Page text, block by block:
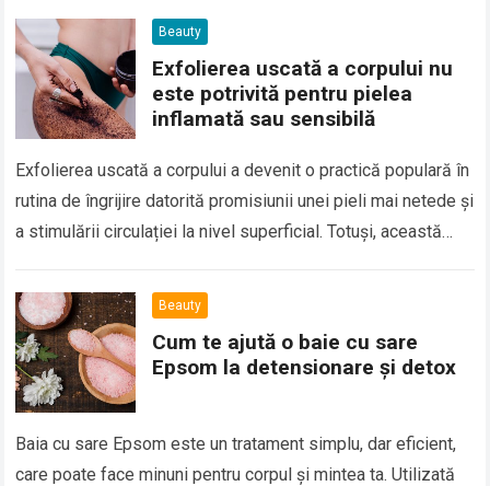
Beauty
Exfolierea uscată a corpului nu
este potrivită pentru pielea
inflamată sau sensibilă
Exfolierea uscată a corpului a devenit o practică populară în
rutina de îngrijire datorită promisiunii unei pieli mai netede și
a stimulării circulației la nivel superficial. Totuși, această
Beauty
Cum te ajută o baie cu sare
Epsom la detensionare și detox
Baia cu sare Epsom este un tratament simplu, dar eficient,
care poate face minuni pentru corpul și mintea ta. Utilizată